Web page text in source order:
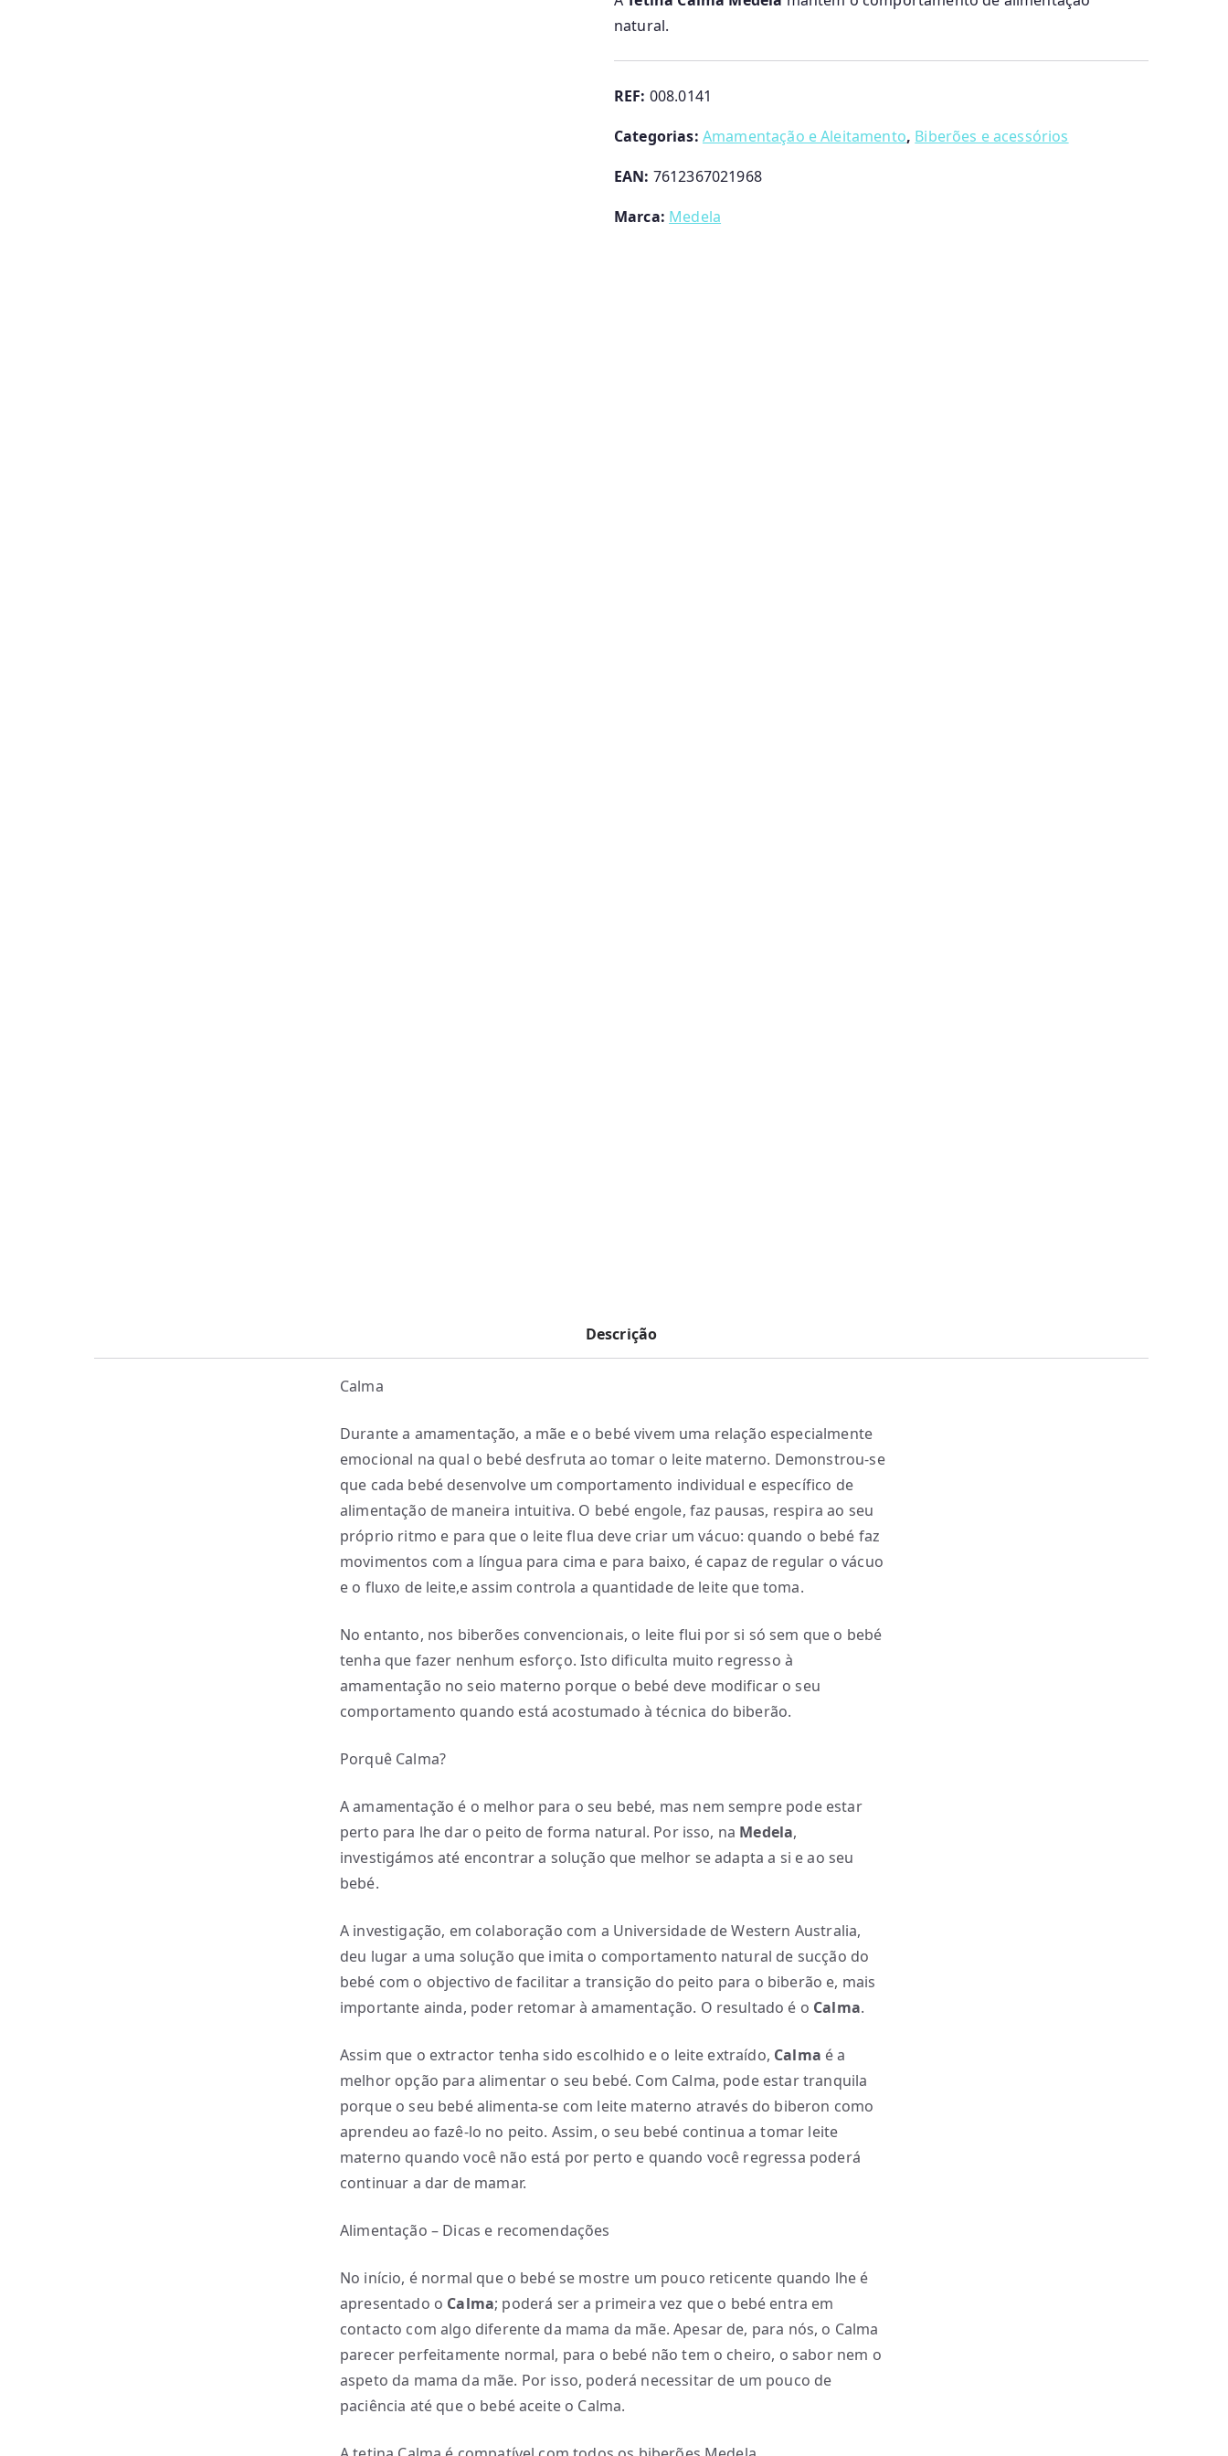
natural.
REF: 008.0141
Categorias: Amamentação e Aleitamento, Biberões e acessórios
EAN: 7612367021968
Marca: Medela
Descrição
Calma
Durante a amamentação, a mãe e o bebé vivem uma relação especialmente
emocional na qual o bebé desfruta ao tomar o leite materno. Demonstrou-se
que cada bebé desenvolve um comportamento individual e específico de
alimentação de maneira intuitiva. O bebé engole, faz pausas, respira ao seu
próprio ritmo e para que o leite flua deve criar um vácuo: quando o bebé faz
movimentos com a língua para cima e para baixo, é capaz de regular o vácuo
e o fluxo de leite,e assim controla a quantidade de leite que toma.
No entanto, nos biberões convencionais, o leite flui por si só sem que o bebé
tenha que fazer nenhum esforço. Isto dificulta muito regresso à
amamentação no seio materno porque o bebé deve modificar o seu
comportamento quando está acostumado à técnica do biberão.
Porquê Calma?
A amamentação é o melhor para o seu bebé, mas nem sempre pode estar
perto para lhe dar o peito de forma natural. Por isso, na Medela,
investigámos até encontrar a solução que melhor se adapta a si e ao seu
bebé.
A investigação, em colaboração com a Universidade de Western Australia,
deu lugar a uma solução que imita o comportamento natural de sucção do
bebé com o objectivo de facilitar a transição do peito para o biberão e, mais
importante ainda, poder retomar à amamentação. O resultado é o Calma.
Assim que o extractor tenha sido escolhido e o leite extraído, Calma é a
melhor opção para alimentar o seu bebé. Com Calma, pode estar tranquila
porque o seu bebé alimenta-se com leite materno através do biberon como
aprendeu ao fazê-lo no peito. Assim, o seu bebé continua a tomar leite
materno quando você não está por perto e quando você regressa poderá
continuar a dar de mamar.
Alimentação – Dicas e recomendações
No início, é normal que o bebé se mostre um pouco reticente quando lhe é
apresentado o Calma; poderá ser a primeira vez que o bebé entra em
contacto com algo diferente da mama da mãe. Apesar de, para nós, o Calma
parecer perfeitamente normal, para o bebé não tem o cheiro, o sabor nem o
aspeto da mama da mãe. Por isso, poderá necessitar de um pouco de
paciência até que o bebé aceite o Calma.